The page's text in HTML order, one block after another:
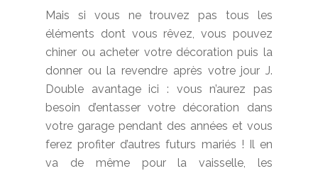
Mais si vous ne trouvez pas tous les
éléments dont vous rêvez, vous pouvez
chiner ou acheter votre décoration puis la
donner ou la revendre après votre jour J.
Double avantage ici : vous n’aurez pas
besoin d’entasser votre décoration dans
votre garage pendant des années et vous
ferez profiter d’autres futurs mariés ! Il en
va de même pour la vaisselle, les